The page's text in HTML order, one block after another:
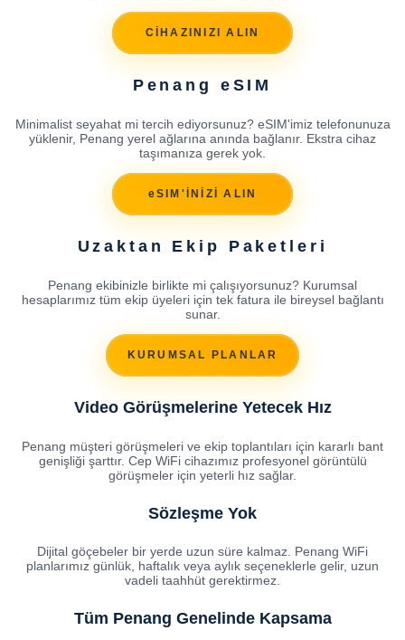
CİHAZINIZI ALIN
Penang eSIM
Minimalist seyahat mi tercih ediyorsunuz? eSIM'imiz telefonunuza
yüklenir, Penang yerel ağlarına anında bağlanır. Ekstra cihaz
taşımanıza gerek yok.
eSIM'İNİZİ ALIN
Uzaktan Ekip Paketleri
Penang ekibinizle birlikte mi çalışıyorsunuz? Kurumsal
hesaplarımız tüm ekip üyeleri için tek fatura ile bireysel bağlantı
sunar.
KURUMSAL PLANLAR
Video Görüşmelerine Yetecek Hız
Penang müşteri görüşmeleri ve ekip toplantıları için kararlı bant
genişliği şarttır. Cep WiFi cihazımız profesyonel görüntülü
görüşmeler için yeterli hız sağlar.
Sözleşme Yok
Dijital göçebeler bir yerde uzun süre kalmaz. Penang WiFi
planlarımız günlük, haftalık veya aylık seçeneklerle gelir, uzun
vadeli taahhüt gerektirmez.
Tüm Penang Genelinde Kapsama